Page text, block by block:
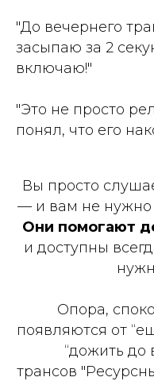
"До вечернего
засыпаю за 2
включаю!"
"Это не просто
понял, что его
Вы просто
— и вам не нужно
Они помогают
и доступны
Опора,
появляются от
“дожить до
трансов